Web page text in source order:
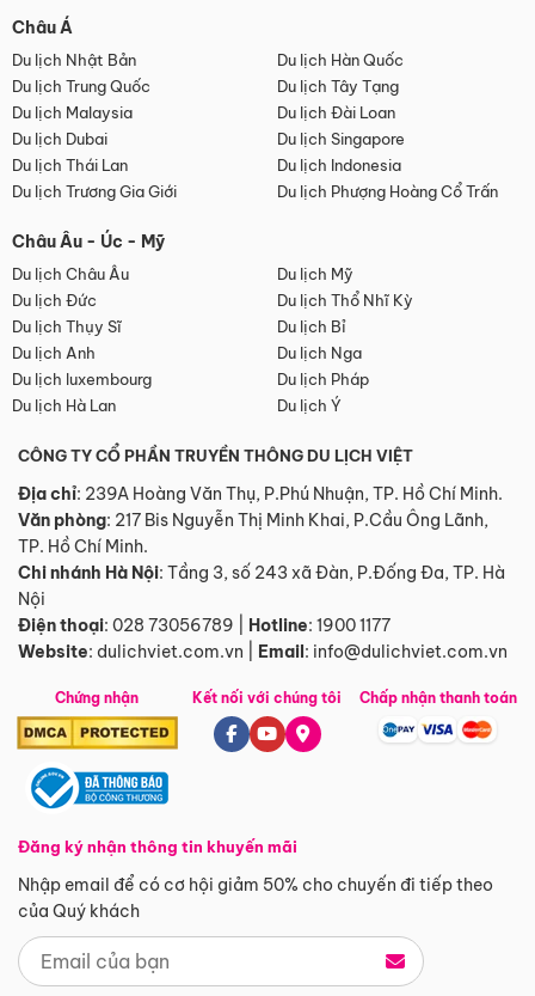
Châu Á
Du lịch Nhật Bản
Du lịch Hàn Quốc
Du lịch Trung Quốc
Du lịch Tây Tạng
Du lịch Malaysia
Du lịch Đài Loan
Du lịch Dubai
Du lịch Singapore
Du lịch Thái Lan
Du lịch Indonesia
Du lịch Trương Gia Giới
Du lịch Phượng Hoàng Cổ Trấn
Châu Âu - Úc - Mỹ
Du lịch Châu Âu
Du lịch Mỹ
Du lịch Đức
Du lịch Thổ Nhĩ Kỳ
Du lịch Thụy Sĩ
Du lịch Bỉ
Du lịch Anh
Du lịch Nga
Du lịch luxembourg
Du lịch Pháp
Du lịch Hà Lan
Du lịch Ý
CÔNG TY CỔ PHẦN TRUYỀN THÔNG DU LỊCH VIỆT
Địa chỉ: 239A Hoàng Văn Thụ, P.Phú Nhuận, TP. Hồ Chí Minh.
Văn phòng: 217 Bis Nguyễn Thị Minh Khai, P.Cầu Ông Lãnh,
TP. Hồ Chí Minh.
Chi nhánh Hà Nội: Tầng 3, số 243 xã Đàn, P.Đống Đa, TP. Hà
Nội
Điện thoại: 028 73056789 Hotline: 1900 1177
Website: dulichviet.com.vn Email: info@dulichviet.com.vn
Chứng nhận
Đăng ký nhận thông tin khuyến mãi
Nhập email để có cơ hội giảm 50% cho chuyến đi tiếp theo
của Quý khách
Kết nối với chúng tôi Chấp nhận thanh toán